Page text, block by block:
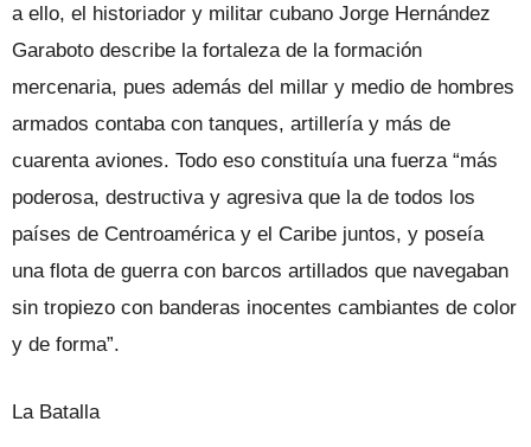
a ello, el historiador y militar cubano Jorge Hernández
Garaboto describe la fortaleza de la formación
mercenaria, pues además del millar y medio de hombres
armados contaba con tanques, artillería y más de
cuarenta aviones. Todo eso constituía una fuerza “más
poderosa, destructiva y agresiva que la de todos los
países de Centroamérica y el Caribe juntos, y poseía
una flota de guerra con barcos artillados que navegaban
sin tropiezo con banderas inocentes cambiantes de color
y de forma”.
La Batalla